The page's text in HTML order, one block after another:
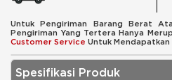
Untuk Pengiriman Barang Berat
Pengiriman Yang Tertera Hanya
Customer Service Untuk
Spesifikasi Produk